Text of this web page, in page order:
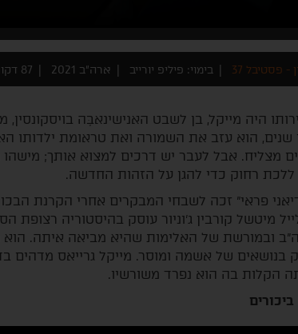
- פסטיבל 37 בימוי: פיליפ יורייב ארה"ב 2021 87 דקות
היה מייקל, בן לשבט האנישינאבֶּה
שנים, הוא עזב את השמורה ואת טראומת ילדותו
מצליח. אבל לעבר יש דרכים למצוא אותך; מישהו
ללכת רחוק כדי להגן על הזהות החדשה.
פראי" זכה לשבחי המבקרים אחרי הקרנת
מיטשל קורבין ג'וניור עוסק בהיסטוריה רצופת
ובמורשת של האלימות שהיא מביאה איתה. הוא
בנושאים של אשמה ומוסר. מייקל גרייאס
הקלות בה הוא נפרד משורשיו.